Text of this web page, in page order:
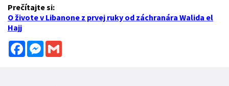
Prečítajte si:
O živote v Libanone z prvej ruky od záchranára Walida el
Hajj
FacebookMessenger